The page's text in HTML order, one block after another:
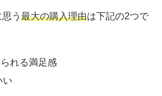
う 最大の購入理由は下記の2つで
れる満足感
い